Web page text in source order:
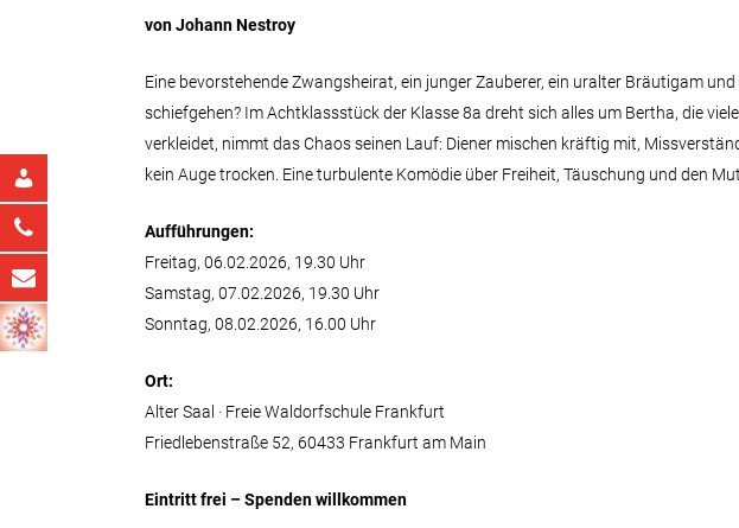
von Johann Nestroy
Eine bevorstehende Zwangsheirat, ein junger Zauberer, ein uralter Bräutigam
schiefgehen? Im Achtklassstück der Klasse 8a dreht sich alles um Bertha, die
verkleidet, nimmt das Chaos seinen Lauf: Diener mischen kräftig mit,
kein Auge trocken. Eine turbulente Komödie über Freiheit, Täuschung und den
Aufführungen:
Freitag, 06.02.2026, 19.30 Uhr
Samstag, 07.02.2026, 19.30 Uhr
Sonntag, 08.02.2026, 16.00 Uhr
Ort:
Alter Saal · Freie Waldorfschule Frankfurt
Friedlebenstraße 52, 60433 Frankfurt am Main
Eintritt frei – Spenden willkommen